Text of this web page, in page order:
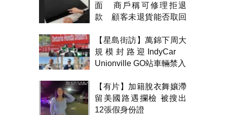
面 商戶稱可修理拒退
款 顧客未退貨能否取回
【星島街訪】萬錦下周大
規模封路迎IndyCar
Unionville GO站車輛禁入
【有片】加籍脫衣舞孃滯
留美國路遇攔檢 被搜出
12張假身份證